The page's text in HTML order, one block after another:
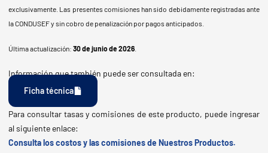
exclusivamente. Las presentes comisiones han sido debidamente registradas ante
la CONDUSEF y sin cobro de penalización por pagos anticipados.
Última actualización: 30 de junio de 2026
Información que también puede ser consultada en:
Ficha técnica
Para consultar tasas y comisiones de este producto, puede ingresar
al siguiente enlace:
Consulta los costos y las comisiones de Nuestros Productos.